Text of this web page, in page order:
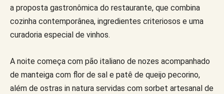
a proposta gastronômica do restaurante, que combina
cozinha contemporânea, ingredientes criteriosos e uma
curadoria especial de vinhos.
A noite começa com pão italiano de nozes acompanhado
de manteiga com flor de sal e patê de queijo pecorino,
além de ostras in natura servidas com sorbet artesanal de